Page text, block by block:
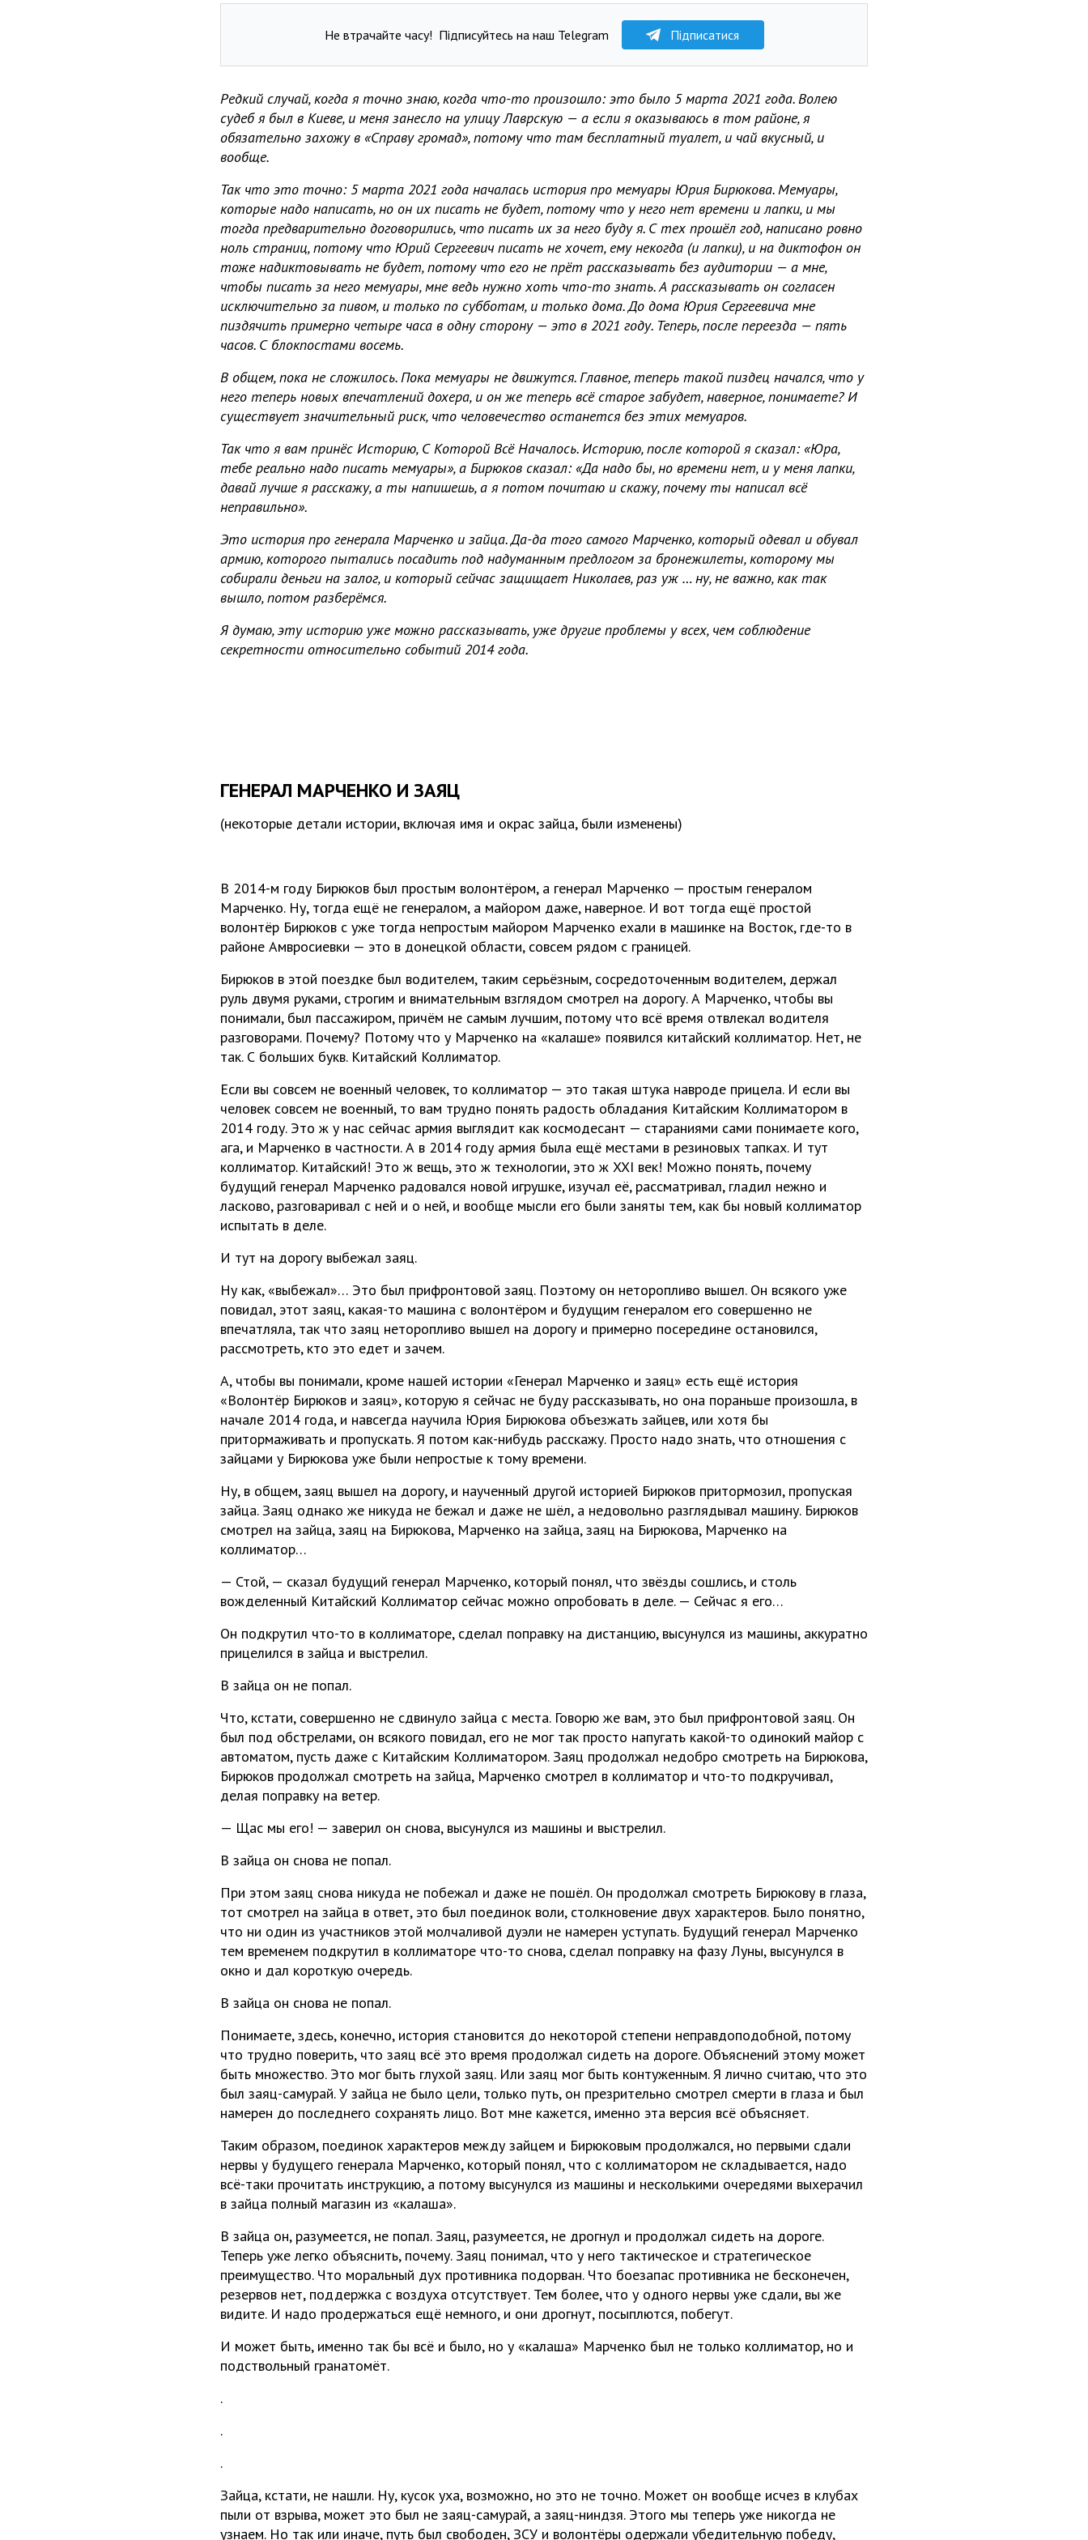
Не втрачайте часу! Підписуйтесь на наш Telegram Підписатися
Редкий случай, когда я точно знаю, когда что-то произошло: это было 5 марта 2021 года. Волею
судеб я был в Киеве, и меня занесло на улицу Лаврскую — а если я оказываюсь в том районе, я
обязательно захожу в «Справу громад», потому что там бесплатный туалет, и чай вкусный, и
вообще.
Так что это точно: 5 марта 2021 года началась история про мемуары Юрия Бирюкова. Мемуары,
которые надо написать, но он их писать не будет, потому что у него нет времени и лапки, и мы
тогда предварительно договорились, что писать их за него буду я. С тех прошёл год, написано ровно
ноль страниц, потому что Юрий Сергеевич писать не хочет, ему некогда (и лапки), и на диктофон он
тоже надиктовывать не будет, потому что его не прёт рассказывать без аудитории — а мне,
чтобы писать за него мемуары, мне ведь нужно хоть что-то знать. А рассказывать он согласен
исключительно за пивом, и только по субботам, и только дома. До дома Юрия Сергеевича мне
пиздячить примерно четыре часа в одну сторону — это в 2021 году. Теперь, после переезда — пять
часов. С блокпостами восемь.
В общем, пока не сложилось. Пока мемуары не движутся. Главное, теперь такой пиздец начался, что у
него теперь новых впечатлений дохера, и он же теперь всё старое забудет, наверное, понимаете? И
существует значительный риск, что человечество останется без этих мемуаров.
Так что я вам принёс Историю, С Которой Всё Началось. Историю, после которой я сказал: «Юра,
тебе реально надо писать мемуары», а Бирюков сказал: «Да надо бы, но времени нет, и у меня лапки,
давай лучше я расскажу, а ты напишешь, а я потом почитаю и скажу, почему ты написал всё
неправильно».
Это история про генерала Марченко и зайца. Да-да того самого Марченко, который одевал и обувал
армию, которого пытались посадить под надуманным предлогом за бронежилеты, которому мы
собирали деньги на залог, и который сейчас защищает Николаев, раз уж … ну, не важно, как так
вышло, потом разберёмся.
Я думаю, эту историю уже можно рассказывать, уже другие проблемы у всех, чем соблюдение
секретности относительно событий 2014 года.
ГЕНЕРАЛ МАРЧЕНКО И ЗАЯЦ
(некоторые детали истории, включая имя и окрас зайца, были изменены)
В 2014-м году Бирюков был простым волонтёром, а генерал Марченко — простым генералом
Марченко. Ну, тогда ещё не генералом, а майором даже, наверное. И вот тогда ещё простой
волонтёр Бирюков с уже тогда непростым майором Марченко ехали в машинке на Восток, где-то в
районе Амвросиевки — это в донецкой области, совсем рядом с границей.
Бирюков в этой поездке был водителем, таким серьёзным, сосредоточенным водителем, держал
руль двумя руками, строгим и внимательным взглядом смотрел на дорогу. А Марченко, чтобы вы
понимали, был пассажиром, причём не самым лучшим, потому что всё время отвлекал водителя
разговорами. Почему? Потому что у Марченко на «калаше» появился китайский коллиматор. Нет, не
так. С больших букв. Китайский Коллиматор.
Если вы совсем не военный человек, то коллиматор — это такая штука навроде прицела. И если вы
человек совсем не военный, то вам трудно понять радость обладания Китайским Коллиматором в
2014 году. Это ж у нас сейчас армия выглядит как космодесант — стараниями сами понимаете кого,
ага, и Марченко в частности. А в 2014 году армия была ещё местами в резиновых тапках. И тут
коллиматор. Китайский! Это ж вещь, это ж технологии, это ж XXI век! Можно понять, почему
будущий генерал Марченко радовался новой игрушке, изучал её, рассматривал, гладил нежно и
ласково, разговаривал с ней и о ней, и вообще мысли его были заняты тем, как бы новый коллиматор
испытать в деле.
И тут на дорогу выбежал заяц.
Ну как, «выбежал»… Это был прифронтовой заяц. Поэтому он неторопливо вышел. Он всякого уже
повидал, этот заяц, какая-то машина с волонтёром и будущим генералом его совершенно не
впечатляла, так что заяц неторопливо вышел на дорогу и примерно посередине остановился,
рассмотреть, кто это едет и зачем.
А, чтобы вы понимали, кроме нашей истории «Генерал Марченко и заяц» есть ещё история
«Волонтёр Бирюков и заяц», которую я сейчас не буду рассказывать, но она пораньше произошла, в
начале 2014 года, и навсегда научила Юрия Бирюкова объезжать зайцев, или хотя бы
притормаживать и пропускать. Я потом как-нибудь расскажу. Просто надо знать, что отношения с
зайцами у Бирюкова уже были непростые к тому времени.
Ну, в общем, заяц вышел на дорогу, и наученный другой историей Бирюков притормозил, пропуская
зайца. Заяц однако же никуда не бежал и даже не шёл, а недовольно разглядывал машину. Бирюков
смотрел на зайца, заяц на Бирюкова, Марченко на зайца, заяц на Бирюкова, Марченко на
коллиматор…
— Стой, — сказал будущий генерал Марченко, который понял, что звёзды сошлись, и столь
вожделенный Китайский Коллиматор сейчас можно опробовать в деле. — Сейчас я его…
Он подкрутил что-то в коллиматоре, сделал поправку на дистанцию, высунулся из машины, аккуратно
прицелился в зайца и выстрелил.
В зайца он не попал.
Что, кстати, совершенно не сдвинуло зайца с места. Говорю же вам, это был прифронтовой заяц. Он
был под обстрелами, он всякого повидал, его не мог так просто напугать какой-то одинокий майор с
автоматом, пусть даже с Китайским Коллиматором. Заяц продолжал недобро смотреть на Бирюкова,
Бирюков продолжал смотреть на зайца, Марченко смотрел в коллиматор и что-то подкручивал,
делая поправку на ветер.
— Щас мы его! — заверил он снова, высунулся из машины и выстрелил.
В зайца он снова не попал.
При этом заяц снова никуда не побежал и даже не пошёл. Он продолжал смотреть Бирюкову в глаза,
тот смотрел на зайца в ответ, это был поединок воли, столкновение двух характеров. Было понятно,
что ни один из участников этой молчаливой дуэли не намерен уступать. Будущий генерал Марченко
тем временем подкрутил в коллиматоре что-то снова, сделал поправку на фазу Луны, высунулся в
окно и дал короткую очередь.
В зайца он снова не попал.
Понимаете, здесь, конечно, история становится до некоторой степени неправдоподобной, потому
что трудно поверить, что заяц всё это время продолжал сидеть на дороге. Объяснений этому может
быть множество. Это мог быть глухой заяц. Или заяц мог быть контуженным. Я лично считаю, что это
был заяц-самурай. У зайца не было цели, только путь, он презрительно смотрел смерти в глаза и был
намерен до последнего сохранять лицо. Вот мне кажется, именно эта версия всё объясняет.
Таким образом, поединок характеров между зайцем и Бирюковым продолжался, но первыми сдали
нервы у будущего генерала Марченко, который понял, что с коллиматором не складывается, надо
всё-таки прочитать инструкцию, а потому высунулся из машины и несколькими очередями выхерачил
в зайца полный магазин из «калаша».
В зайца он, разумеется, не попал. Заяц, разумеется, не дрогнул и продолжал сидеть на дороге.
Теперь уже легко объяснить, почему. Заяц понимал, что у него тактическое и стратегическое
преимущество. Что моральный дух противника подорван. Что боезапас противника не бесконечен,
резервов нет, поддержка с воздуха отсутствует. Тем более, что у одного нервы уже сдали, вы же
видите. И надо продержаться ещё немного, и они дрогнут, посыплются, побегут.
И может быть, именно так бы всё и было, но у «калаша» Марченко был не только коллиматор, но и
подствольный гранатомёт.
.
.
.
Зайца, кстати, не нашли. Ну, кусок уха, возможно, но это не точно. Может он вообще исчез в клубах
пыли от взрыва, может это был не заяц-самурай, а заяц-ниндзя. Этого мы теперь уже никогда не
узнаем. Но так или иначе, путь был свободен, ЗСУ и волонтёры одержали убедительную победу,